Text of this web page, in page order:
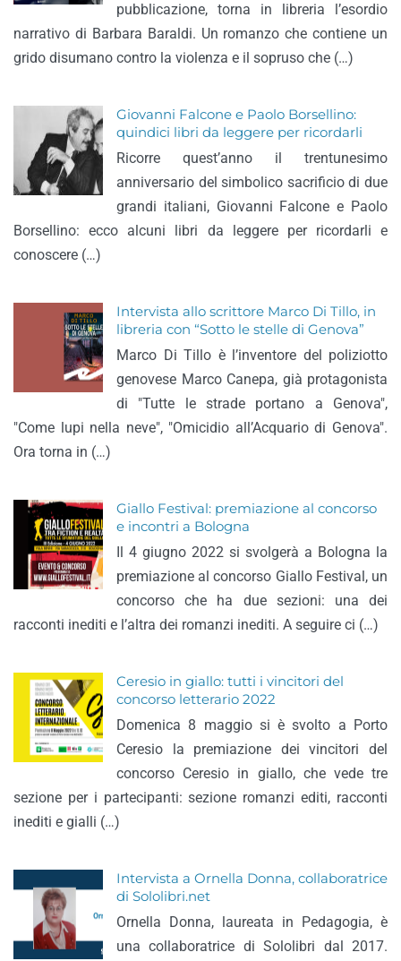
pubblicazione, torna in libreria l’esordio
narrativo di Barbara Baraldi. Un romanzo che contiene un
grido disumano contro la violenza e il sopruso che (…)
Giovanni Falcone e Paolo Borsellino:
quindici libri da leggere per ricordarli
Ricorre quest’anno il trentunesimo
anniversario del simbolico sacrificio di due
grandi italiani, Giovanni Falcone e Paolo
Borsellino: ecco alcuni libri da leggere per ricordarli e
conoscere (…)
Intervista allo scrittore Marco Di Tillo, in
libreria con “Sotto le stelle di Genova”
Marco Di Tillo è l’inventore del poliziotto
genovese Marco Canepa, già protagonista
di "Tutte le strade portano a Genova",
"Come lupi nella neve", "Omicidio all’Acquario di Genova".
Ora torna in (…)
Giallo Festival: premiazione al concorso
e incontri a Bologna
Il 4 giugno 2022 si svolgerà a Bologna la
premiazione al concorso Giallo Festival, un
concorso che ha due sezioni: una dei
racconti inediti e l’altra dei romanzi inediti. A seguire ci (…)
Ceresio in giallo: tutti i vincitori del
concorso letterario 2022
Domenica 8 maggio si è svolto a Porto
Ceresio la premiazione dei vincitori del
concorso Ceresio in giallo, che vede tre
sezione per i partecipanti: sezione romanzi editi, racconti
inediti e gialli (…)
Intervista a Ornella Donna, collaboratrice
di Sololibri.net
Ornella Donna, laureata in Pedagogia, è
una collaboratrice di Sololibri dal 2017.